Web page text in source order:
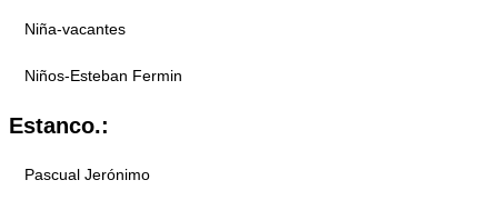
Niña-vacantes
Niños-Esteban Fermin
Estanco.:
Pascual Jerónimo